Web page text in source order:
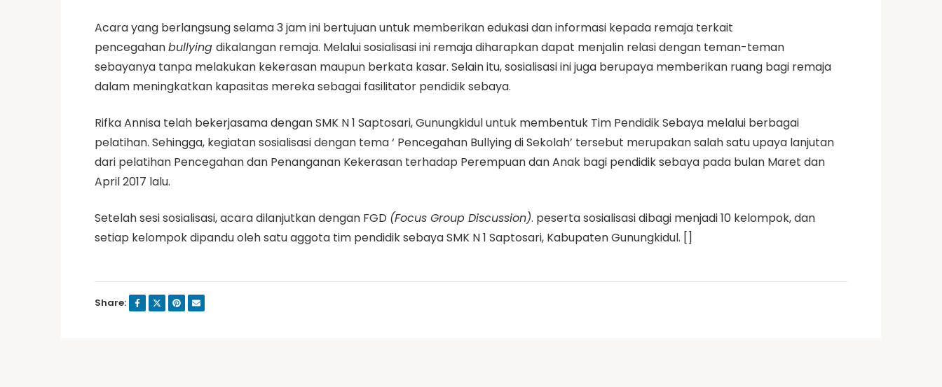
Acara yang berlangsung selama 3 jam ini bertujuan untuk memberikan edukasi dan informasi kepada remaja terkait
pencegahanbullying dikalangan remaja. Melalui sosialisasi ini remaja diharapkan dapat menjalin relasi dengan teman-teman
sebayanya tanpa melakukan kekerasan maupun berkata kasar. Selain itu, sosialisasi ini juga berupaya memberikan ruang bagi remaja
dalam meningkatkan kapasitas mereka sebagai fasilitator pendidik sebaya.
Rifka Annisa telah bekerjasama dengan SMK N 1 Saptosari, Gunungkidul untuk membentuk Tim Pendidik Sebaya melalui berbagai
pelatihan. Sehingga, kegiatan sosialisasi dengan tema ‘ Pencegahan Bullying di Sekolah’ tersebut merupakan salah satu upaya lanjutan
dari pelatihan Pencegahan dan Penanganan Kekerasan terhadap Perempuan dan Anak bagi pendidik sebaya pada bulan Maret dan
April 2017 lalu.
Setelah sesi sosialisasi, acara dilanjutkan dengan FGD (Focus Group Discussion). peserta sosialisasi dibagi menjadi 10 kelompok, dan
setiap kelompok dipandu oleh satu aggota tim pendidik sebaya SMK N 1 Saptosari, Kabupaten Gunungkidul. []
Share: